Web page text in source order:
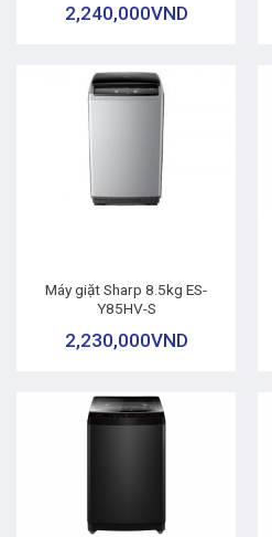
2,240,000VND
Máy giặt Sharp 8.5kg ES-
Y85HV-S
2,230,000VND